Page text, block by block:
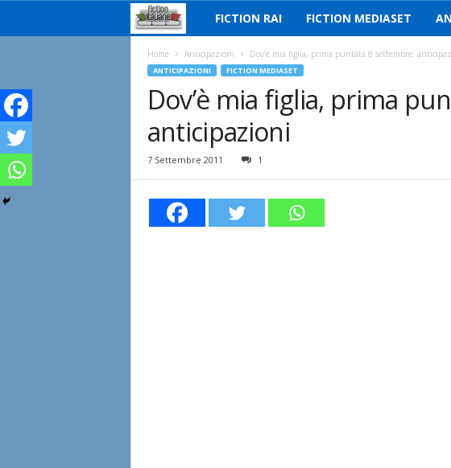
i
c
t
i
n
FICTION RAI FICTION MEDIASET
Home Anticipazioni Dov’è mia figlia, prima puntata 8 settembre:
ANTICIPAZIONI FICTION MEDIASET
Dov’è mia figlia, prima
anticipazioni
7 Settembre 2011 1